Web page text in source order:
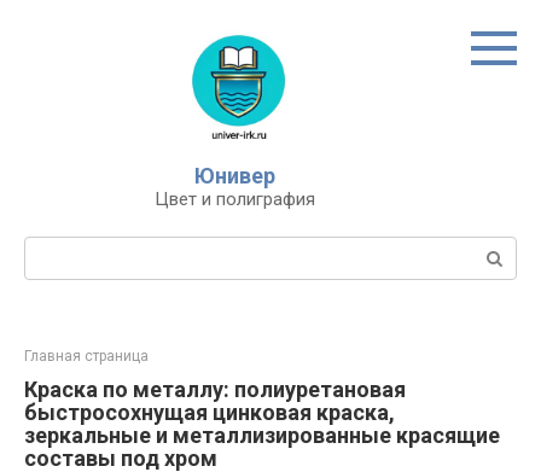
Юнивер
Цвет и полиграфия
Главная страница
Краска по металлу: полиуретановая
быстросохнущая цинковая краска,
зеркальные и металлизированные красящие
составы под хром